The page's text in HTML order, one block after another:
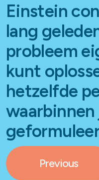
Einstein
lang
probleem
kunt
hetzelfde
Previous